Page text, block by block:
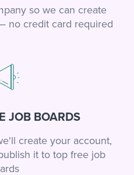
so we can create
no credit card required
JOB BOARDS
create your account,
it to top free job